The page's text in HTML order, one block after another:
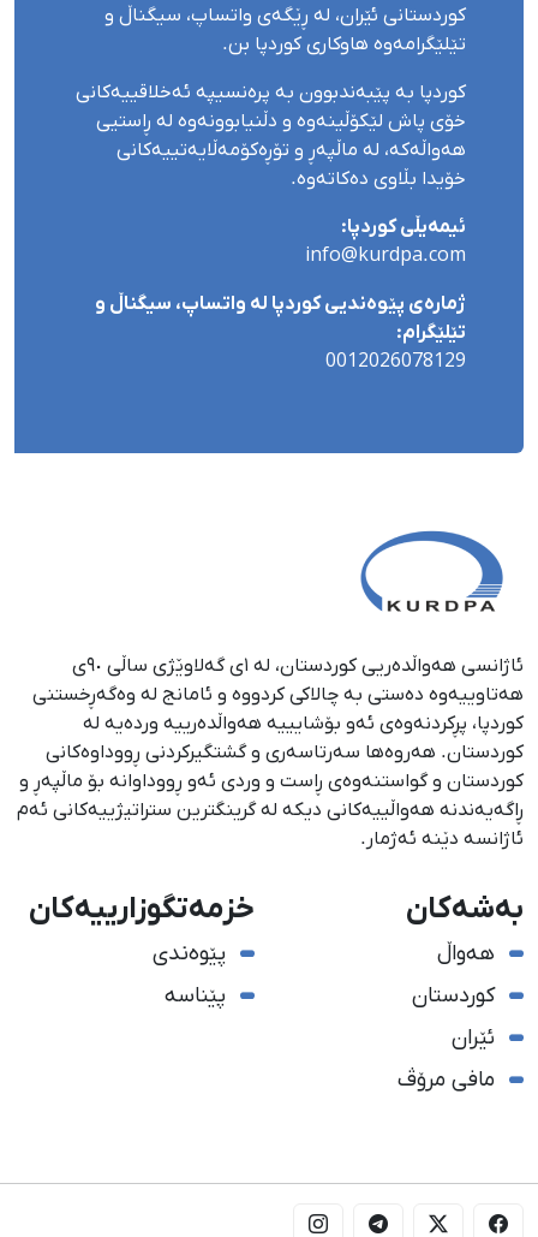
کوردستانی ئێران، لە ڕێگەی واتساپ، سیگناڵ و
تێلێگرامەوە هاوکاری کوردپا بن.
کوردپا بە پێبەندبوون بە پرەنسیپە ئەخلاقییەکانی
خۆی پاش لێکۆڵینەوە و دڵنیابوونەوە لە ڕاستیی
هەواڵەکە، لە ماڵپەڕ و تۆڕەکۆمەڵایەتییەکانی
خۆیدا بڵاوی دەکاتەوە.
ئیمەیڵی کوردپا:
info@kurdpa.com
ژمارەی پێوەندیی کوردپا لە واتساپ، سیگناڵ و
تێلێگرام:
0012026078129
ئاژانسی هەواڵدەریی کوردستان، لە ١ی گەلاوێژی ساڵی ٩٠ی
هەتاوییەوە دەستی بە چالاکی کردووە و ئامانج لە وەگەڕخستنی
كوردپا، پڕكردنەوەی ئەو بۆشایییە هەواڵدەرییە وردەیە لە
كوردستان. هەروەها سەرتاسەری و گشتگیركردنی ڕووداوەكانی
كوردستان و گواستنەوەی ڕاست و وردی ئەو ڕووداوانە بۆ ماڵپەڕ و
ڕاگەیەندنە هەواڵییەكانی دیكە لە گرینگترین ستراتیژییەكانی ئەم
ئاژانسە دێنە ئەژمار.
بەشەکان
هەواڵ
کوردستان
ئێران
مافی مرۆڤ
خزمەتگوزارییەکان
پێوەندی
پێناسە